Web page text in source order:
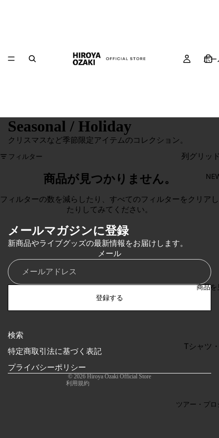
ホー
商品を
Tシャツ
バッグ・
チ
ツアー・プ
Seasonal / Holiday
クリスマスなど季節限定アイテムのコレクション。
フィルター
列グリッ
商品が見つかりません。
フィルターの数を減らしたり、 すべてのフィルターをクリア し
たりしてみてください。
メールマガジンに登録
新商品やライブグッズの最新情報をお届けします。
メール
登録する
検索
特定商取引法に基づく表記
プライバシーポリシー
© 2026 Hiroya Ozaki Official Store
利用規約
利用規約
返金ポリシー